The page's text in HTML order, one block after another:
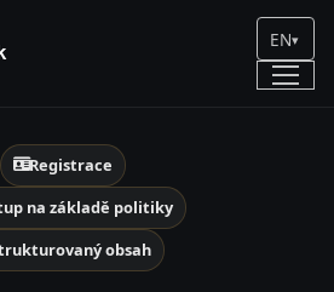
EN▾
Registrace
na základě politiky
obsah